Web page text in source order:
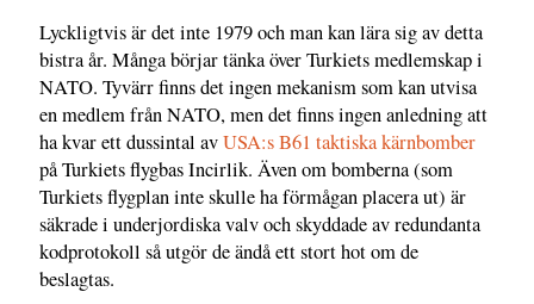
Lyckligtvis är det inte 1979 och man kan lära sig av detta
bistra år. Många börjar tänka över Turkiets medlemskap i
NATO. Tyvärr finns det ingen mekanism som kan utvisa
en medlem från NATO, men det finns ingen anledning att
ha kvar ett dussintal avUSA:s B61 taktiska kärnbomber
på Turkiets flygbas Incirlik. Även om bomberna (som
Turkiets flygplan inte skulle ha förmågan placera ut) är
säkrade i underjordiska valv och skyddade av redundanta
kodprotokoll så utgör de ändå ett stort hot om de
beslagtas.